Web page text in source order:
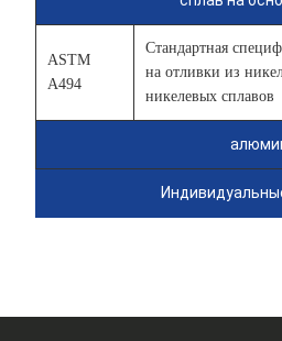
ASTM
A494
Стандартная
на отливки из
никелевых сплавов